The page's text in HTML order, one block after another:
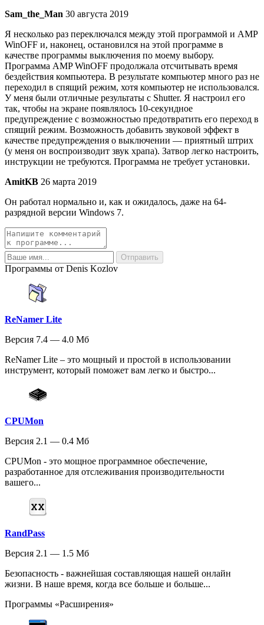
Sam_the_Man 30 августа 2019
Я несколько раз переключался между этой программой и AMP
WinOFF и, наконец, остановился на этой программе в
качестве программы выключения по моему выбору.
Программа AMP WinOFF продолжала отсчитывать время
бездействия компьютера. В результате компьютер много раз не
переходил в спящий режим, хотя компьютер не использовался.
У меня были отличные результаты с Shutter. Я настроил его
так, чтобы на экране появлялось 10-секундное
предупреждение с возможностью предотвратить его переход в
спящий режим. Возможность добавить звуковой эффект в
качестве предупреждения о выключении — приятный штрих
(у меня он воспроизводит звук храпа). Затвор легко настроить,
инструкции не требуются. Программа не требует установки.
AmitKB 26 марта 2019
Он работал нормально и, как и ожидалось, даже на 64-
разрядной версии Windows 7.
Программы от Denis Kozlov
ReNamer Lite
Версия 7.4 — 4.0 Мб
ReNamer Lite – это мощный и простой в использовании
инструмент, который поможет вам легко и быстро...
CPUMon
Версия 2.1 — 0.4 Мб
CPUMon - это мощное программное обеспечение,
разработанное для отслеживания производительности
вашего...
RandPass
Версия 2.1 — 1.5 Мб
Безопасность - важнейшая составляющая нашей онлайн
жизни. В наше время, когда все больше и больше...
Программы «Расширения»